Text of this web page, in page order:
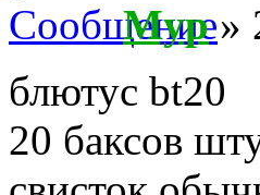
Myp»
блютус bt20
20 баксов